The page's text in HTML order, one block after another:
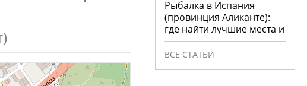
Рыбалка в Испания
(провинция Аликанте):
где найти лучшие места и
что ловить
ВСЕ СТАТЬИ